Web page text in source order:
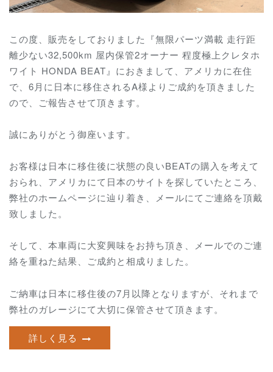
この度、販売をしておりました『無限パーツ満載 走行距
離少ない32,500km 屋内保管2オーナー 程度極上クレタホ
ワイト HONDA BEAT 』におきまして、アメリカに在住
で、6月に日本に移住されるA様よりご成約を頂きました
ので、ご報告させて頂きます。
誠にありがとう御座います。
お客様は日本に移住後に状態の良いBEATの購入を考えて
おられ、アメリカにて日本のサイトを探していたところ、
弊社のホームページに辿り着き、メールにてご連絡を頂戴
致しました。
そして、本車両に大変興味をお持ち頂き、メールでのご連
絡を重ねた結果、ご成約と相成りました。
ご納車は日本に移住後の7月以降となりますが、それまで
弊社のガレージにて大切に保管させて頂きます。
詳しく見る